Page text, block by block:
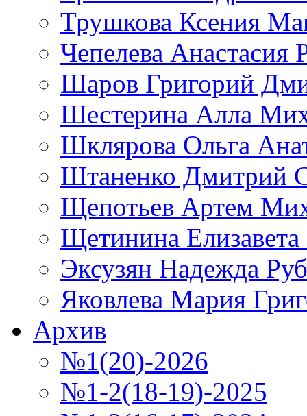
Трушкова Ксения
Чепелева Анастасия
Шаров Григорий
Шестерина Алла
Шклярова Ольга
Штаненко Дмитрий
Щепотьев Артем
Щетинина Елизавета
Эксузян Надежда
Яковлева Мария
Архив
№1(20)-2026
№1-2(18-19)-2025